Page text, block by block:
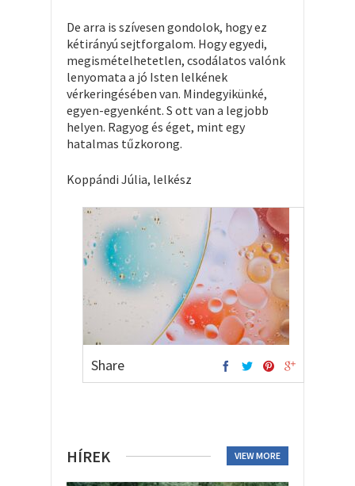
De arra is szívesen gondolok, hogy ez
kétirányú sejtforgalom. Hogy egyedi,
megismételhetetlen, csodálatos valónk
lenyomata a jó Isten lelkének
vérkeringésében van. Mindegyikünké,
egyen-egyenként. S ott van a legjobb
helyen. Ragyog és éget, mint egy
hatalmas tűzkorong.
Koppándi Júlia, lelkész
Share
HÍREK VIEW MORE